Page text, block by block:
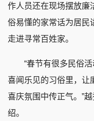
作人员还在现场摆放廉
俗易懂的家常话为居民
走进寻常百姓家。
“春节有很多民俗活
喜闻乐见的习俗里，让
喜庆氛围中传正气。”
绍。